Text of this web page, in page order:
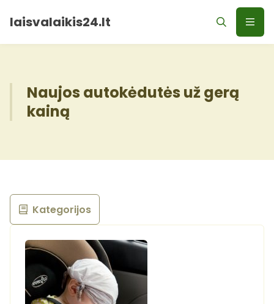
laisvalaikis24.lt
Naujos autokėdutės už gerą
kainą
Kategorijos